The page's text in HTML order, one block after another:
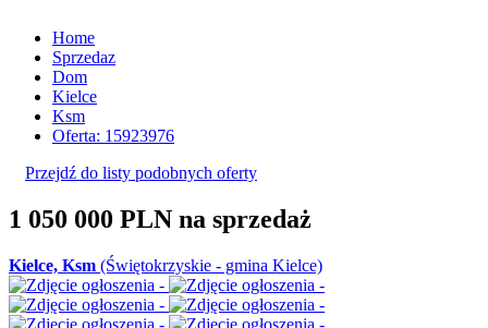
Home
Sprzedaz
Dom
Kielce
Ksm
Oferta: 15923976
Przejdź do listy podobnych oferty
1 050 000 PLN na sprzedaż
Kielce, Ksm (Świętokrzyskie - gmina Kielce)